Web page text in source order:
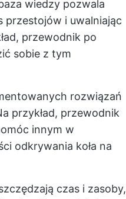
wiedzy pozwala
przestojów i uwalniając
przewodnik po
sobie z tym
rozwiązań
przykład, przewodnik
innym w
odkrywania koła na
czas i zasoby,